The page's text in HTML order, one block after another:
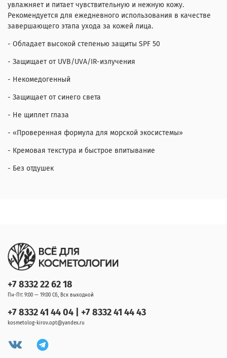
увлажняет и питает чувствительную и нежную кожу.
Рекомендуется для ежедневного использования в качестве
завершающего этапа ухода за кожей лица.
- Обладает высокой степенью защиты SPF 50
- Защищает от UVB/UVA/IR-излучения
- Некомедогенный
- Защищает от синего света
- Не щиплет глаза
- «Проверенная формула для морской экосистемы»
- Кремовая текстура и быстрое впитывание
- Без отдушек
+7 8332 22 62 18
Пн-Пт: 9:00 — 19:00 Сб, Вск выходной
+7 8332 41 44 04 | +7 8332 41 44 43
kosmetolog-kirov.opt@yandex.ru